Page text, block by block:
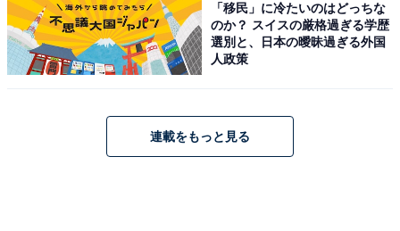
「移民」に冷たいのはどっちな
のか？ スイスの厳格過ぎる学歴
選別と、日本の曖昧過ぎる外国
人政策
連載をもっと見る